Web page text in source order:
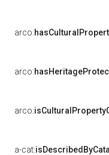
arco:
arco:
arco:
a-cat: